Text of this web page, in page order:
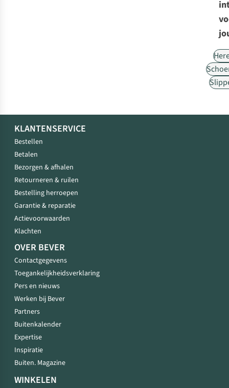
KLANTENSERVICE
Bestellen
Betalen
Bezorgen & afhalen
Retourneren & ruilen
Bestelling herroepen
Garantie & reparatie
Actievoorwaarden
Klachten
OVER BEVER
Contactgegevens
Toegankelijkheidsverklaring
Pers en nieuws
Werken bij Bever
Partners
Buitenkalender
Expertise
Inspiratie
Buiten. Magazine
WINKELEN